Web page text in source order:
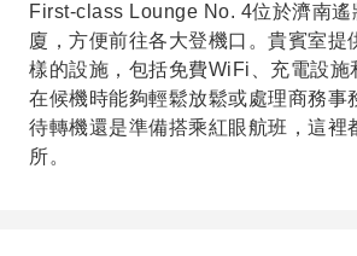
First-class Lounge No. 4位於濟南遙
廈，方便前往各大登機口。貴賓室提
樣的設施，包括免費WiFi、充電設施
在候機時能夠輕鬆放鬆或處理商務事
待轉機還是準備搭乘紅眼航班，這裡
所。